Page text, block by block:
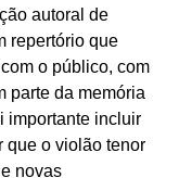
autoral de
repertório que
o público, com
parte da memória
importante incluir
que o violão tenor
novas